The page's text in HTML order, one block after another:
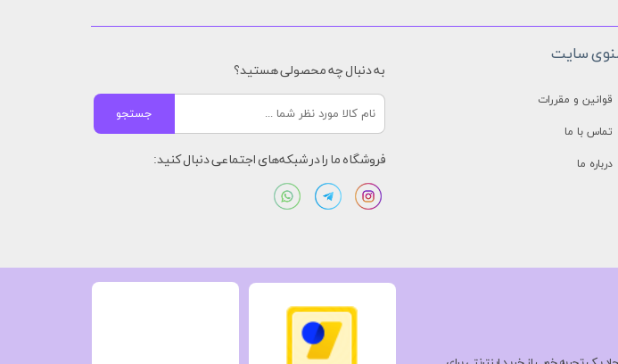
سایت
قوانین و مقررات
تماس با ما
درباره ما
به دنبال چه محصولی هستید؟
جستجو
فروشگاه ما را در شبکه‌های اجتماعی دنبال کنید: